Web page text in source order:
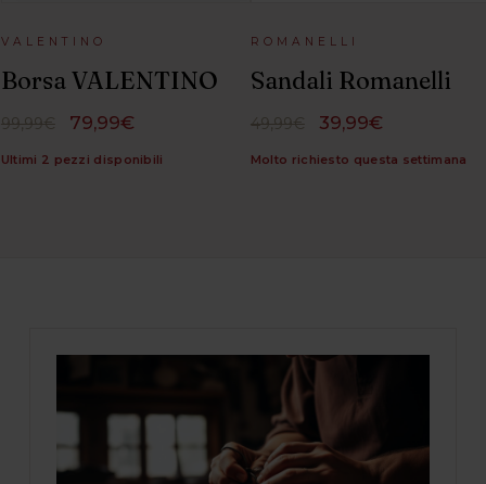
VALENTINO
Borsa VALENTINO
99,99€ 79,99€
Ultimi 2 pezzi disponibili
ROMANELLI
Sandali Romanelli
49,99€ 39,99€
Molto richiesto questa settimana